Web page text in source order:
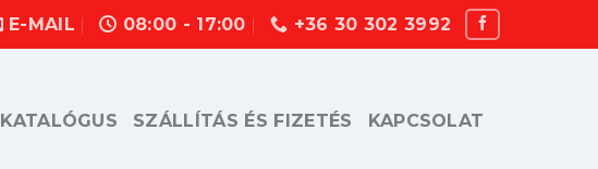
E-MAIL 08:00 - 17:00 +36 30 302 3992
KATALÓGUS SZÁLLÍTÁS ÉS FIZETÉS KAPCSOLAT